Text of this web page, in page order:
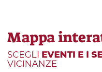
Mappa
SCEGLI EVENTI E I
VICINANZE